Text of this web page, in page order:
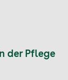
der Pflege